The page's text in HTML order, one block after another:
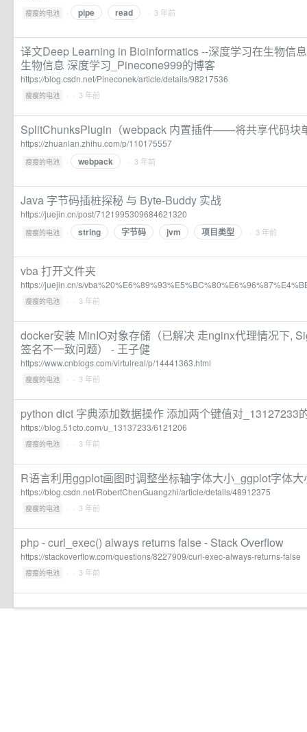
瘦瘦的电池 · pipe read · 3 年前
译文Deep Learning in Bioinformatics --深度学习在生物信
生物信息 深度学习_Pinecone999的博客
https://blog.csdn.net/Pineconek/article/details/98217536
瘦瘦的电池 · · 3 年前
SplitChunksPlugin（webpack 内置插件——将共享代码块
https://zhuanlan.zhihu.com/p/110175557
瘦瘦的电池 · webpack · 3 年前
Java 字节码插桩探秘 与 Byte-Buddy 实战
https://juejin.cn/post/7121995309684621320
瘦瘦的电池 · string 字节码 jvm 项目类型 · 3 年前
vba 打开文件夹
https://juejin.cn/s/
瘦瘦的电池 · · 3 年前
docker安装 MinIO对象存储（已解决 走nginx代理情况下,
签名不一致问题） - 王子健
https://www.cnblogs.com/virtulreal/p/14441363.html
瘦瘦的电池 · · 3 年前
python dict 字典添加数据操作 添加两个键值对_13127233
https://blog.51cto.com/u_13137233/6121206
瘦瘦的电池 · · 3 年前
R语言利用ggplot画图时调整坐标轴字体大小_ggplot字体
https://blog.csdn.net/RobertChenGuangzhi/article/details/48912375
瘦瘦的电池 · · 3 年前
php - curl_exec() always returns false - Stack Overflow
https://stackoverflow.com/questions/8227909/curl-exec-always-returns-false
瘦瘦的电池 · · 3 年前